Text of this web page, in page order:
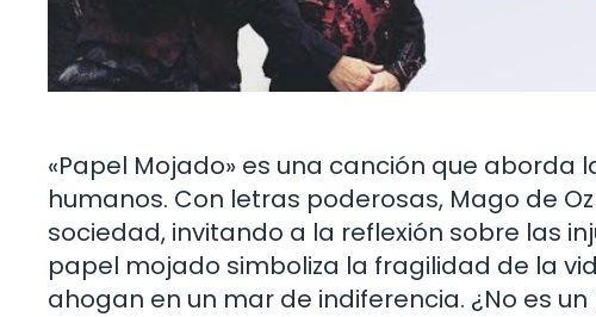
«Papel Mojado» es una canción que aborda
humanos. Con letras poderosas, Mago de
sociedad, invitando a la reflexión sobre las
papel mojado simboliza la fragilidad de la
ahogan en un mar de indiferencia. ¿No es